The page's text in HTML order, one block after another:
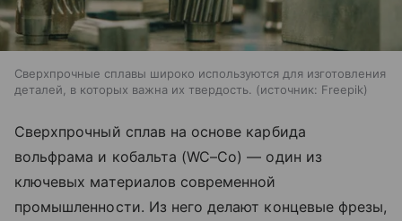
Сверхпрочные сплавы широко используются для изготовления
деталей, в которых важна их твердость.
источник: Freepik
Сверхпрочный сплав на основе карбида
вольфрама и кобальта (WC–Co) — один из
ключевых материалов современной
промышленности. Из него делают концевые фрезы,